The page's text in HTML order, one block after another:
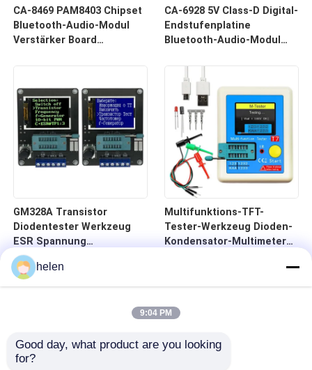
CA-8469 PAM8403 Chipset
Bluetooth-Audio-Modul
Verstärker Board
CA-6928 5V Class-D Digital-
Endstufenplatine
Bluetooth-Audio-Modul
GM328A Transistor
Diodentester Werkzeug
ESR Spannung
Frequenzmesser Detektor
Multifunktions-TFT-
Tester-Werkzeug Dioden-
Kondensator-Multimeter
helen
9:04 PM
Good day, what product are you looking
for?